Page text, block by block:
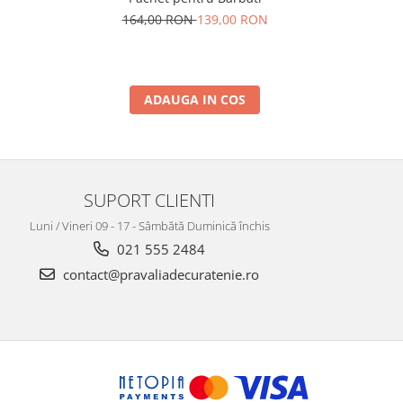
164,00 RON139,00 RON
ADAUGA IN COS
SUPORT CLIENTI
Luni / Vineri 09 - 17 - Sâmbătă Duminică închis
021 555 2484
contact@pravaliadecuratenie.ro